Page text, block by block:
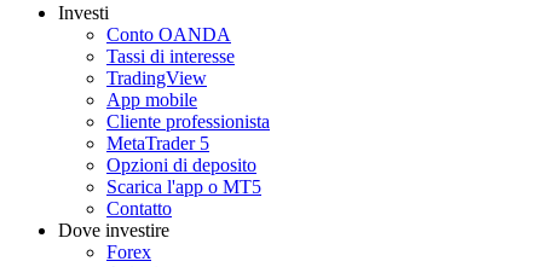
Investi
Conto OANDA
Tassi di interesse
TradingView
App mobile
Cliente professionista
MetaTrader 5
Opzioni di deposito
Scarica l'app o MT5
Contatto
Dove investire
Forex